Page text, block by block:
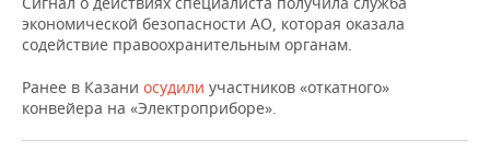
НЕФТЬ
ЭНЕРГЕТИКА
ТРАНСПОРТ
УСЛУГИ
IT
МЕДИА
ТЕЛЕКОММУНИКАЦИИ
НОВОСТИ МЕРОПРИЯТИЙ
ВЫЕЗДНАЯ РЕДАКЦИЯ
БИЗНЕС-БРАНЧИ
СПОРТ
НОВОСТИ СПОРТА
ФУТБОЛ
ОБЩЕСТВО
НОВОСТИ ОБЩЕСТВА
ФОТОГАЛЕРЕЯ
экономической безопасности АО, которая оказала
содействие правоохранительным органам.
Ранее в Казани осудили участников «откатного»
конвейера на «Электроприборе».